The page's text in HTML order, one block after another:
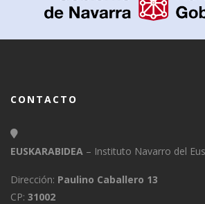
CONTACTO
EUSKARABIDEA – Instituto Navarro del
Dirección: Paulino Caballero 13
CP: 31002